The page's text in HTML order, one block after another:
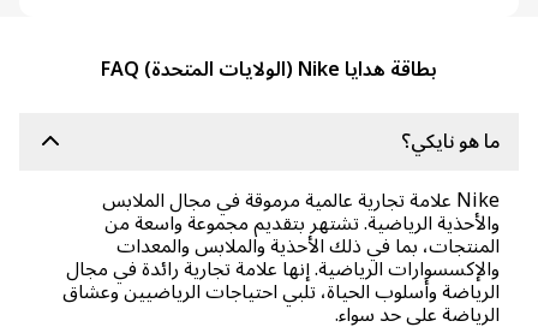
بطاقة هدايا Nike (الولايات المتحدة) FAQ
هو نايكي؟
Nike علامة تجارية عالمية مرموقة في مجال الملابس
الرياضية. تشتهر بتقديم مجموعة واسعة من
بما في ذلك الأحذية والملابس والمعدات
الرياضية. إنها علامة تجارية رائدة في مجال
وأسلوب الحياة، تلبي احتياجات الرياضيين وعشاق
على حد سواء.